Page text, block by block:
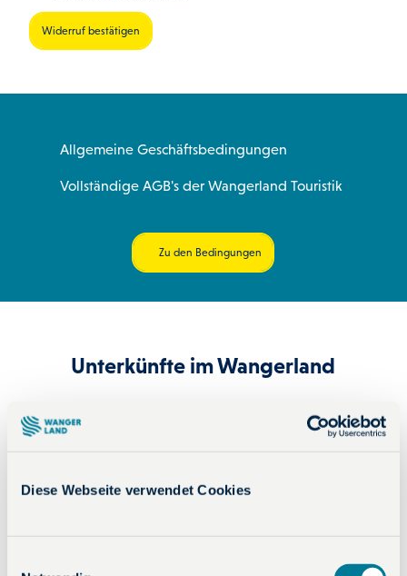
Diese Webseite verwendet Cookies
Widerruf bestätigen
Allgemeine Geschäftsbedingungen
Vollständige AGB's der Wangerland Touristik
Zu den Bedingungen
Unterkünfte im Wangerland
-